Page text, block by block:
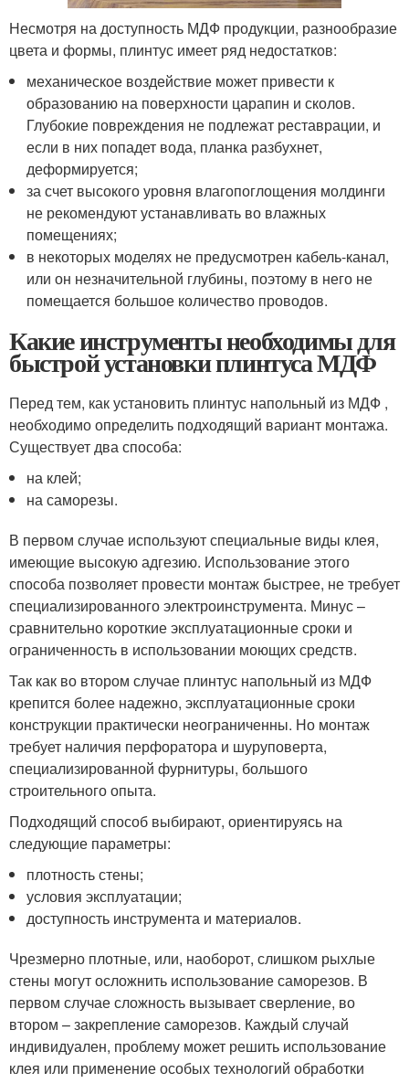
Несмотря на доступность МДФ продукции, разнообразие
цвета и формы, плинтус имеет ряд недостатков:
механическое воздействие может привести к
образованию на поверхности царапин и сколов.
Глубокие повреждения не подлежат реставрации, и
если в них попадет вода, планка разбухнет,
деформируется;
за счет высокого уровня влагопоглощения молдинги
не рекомендуют устанавливать во влажных
помещениях;
в некоторых моделях не предусмотрен кабель-канал,
или он незначительной глубины, поэтому в него не
помещается большое количество проводов.
Какие инструменты необходимы для
быстрой установки плинтуса МДФ
Перед тем, как установить плинтус напольный из МДФ ,
необходимо определить подходящий вариант монтажа.
Существует два способа:
на клей;
на саморезы.
В первом случае используют специальные виды клея,
имеющие высокую адгезию. Использование этого
способа позволяет провести монтаж быстрее, не требует
специализированного электроинструмента. Минус –
сравнительно короткие эксплуатационные сроки и
ограниченность в использовании моющих средств.
Так как во втором случае плинтус напольный из МДФ
крепится более надежно, эксплуатационные сроки
конструкции практически неограниченны. Но монтаж
требует наличия перфоратора и шуруповерта,
специализированной фурнитуры, большого
строительного опыта.
Подходящий способ выбирают, ориентируясь на
следующие параметры:
плотность стены;
условия эксплуатации;
доступность инструмента и материалов.
Чрезмерно плотные, или, наоборот, слишком рыхлые
стены могут осложнить использование саморезов. В
первом случае сложность вызывает сверление, во
втором – закрепление саморезов. Каждый случай
индивидуален, проблему может решить использование
клея или применение особых технологий обработки